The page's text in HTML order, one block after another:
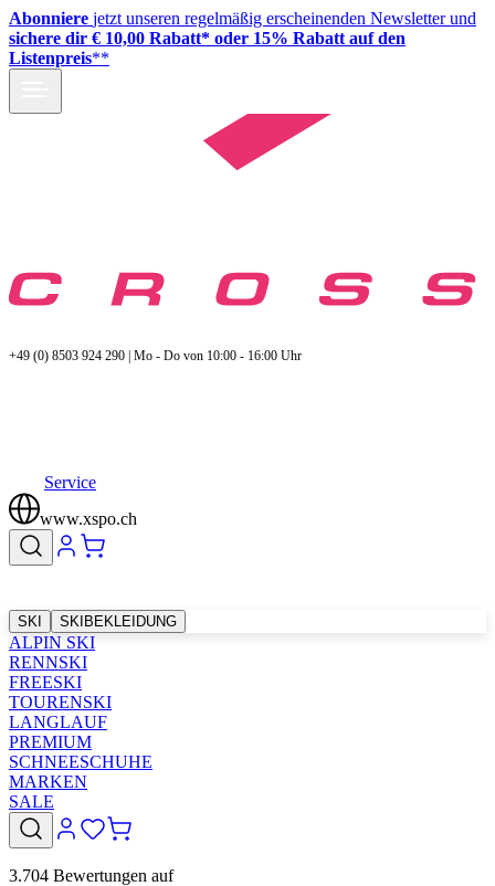
Abonniere jetzt unseren regelmäßig erscheinenden Newsletter und
sichere dir € 10,00 Rabatt* oder 15% Rabatt auf den
Listenpreis**
+49 (0) 8503 924 290 | Mo - Do von 10:00 - 16:00 Uhr
Service
www.xspo.ch
SKI SKIBEKLEIDUNG
ALPIN SKI
RENNSKI
FREESKI
TOURENSKI
LANGLAUF
PREMIUM
SCHNEESCHUHE
MARKEN
SALE
3.704 Bewertungen auf